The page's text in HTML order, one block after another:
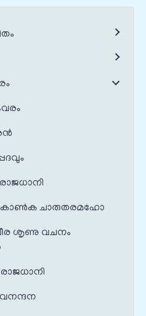
കാൺക ചാരുതരമഹോ
ശൃണു വചനം